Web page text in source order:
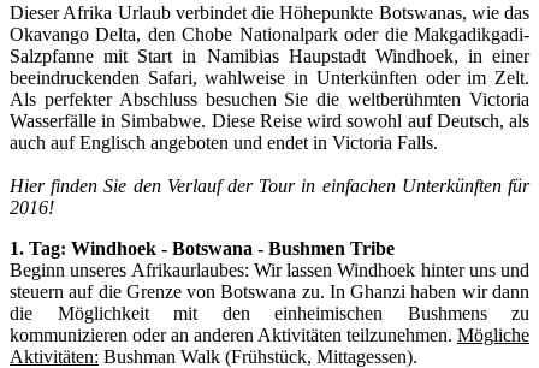
Dieser Afrika Urlaub verbindet die Höhepunkte Botswanas, wie das
Okavango Delta, den Chobe Nationalpark oder die Makgadikgadi-
Salzpfanne mit Start in Namibias Haupstadt Windhoek, in einer
beeindruckenden Safari, wahlweise in Unterkünften oder im Zelt.
Als perfekter Abschluss besuchen Sie die weltberühmten Victoria
Wasserfälle in Simbabwe. Diese Reise wird sowohl auf Deutsch, als
auch auf Englisch angeboten und endet in Victoria Falls.
Hier finden Sie den Verlauf der Tour in einfachen Unterkünften für
2016!
1. Tag: Windhoek - Botswana - Bushmen Tribe
Beginn unseres Afrikaurlaubes: Wir lassen Windhoek hinter uns und
steuern auf die Grenze von Botswana zu. In Ghanzi haben wir dann
die Möglichkeit mit den einheimischen Bushmens zu
kommunizieren oder an anderen Aktivitäten teilzunehmen. Mögliche
Aktivitäten: Bushman Walk (Frühstück, Mittagessen).